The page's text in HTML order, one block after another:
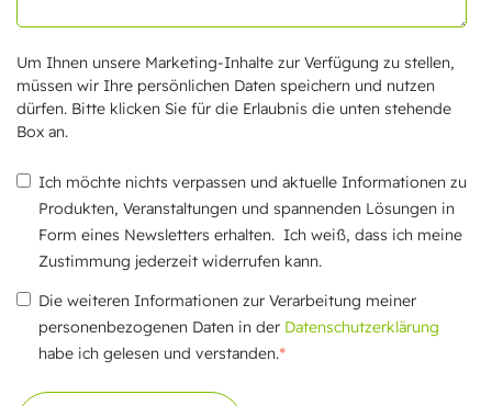
Um Ihnen unsere Marketing-Inhalte zur Verfügung zu stellen,
müssen wir Ihre persönlichen Daten speichern und nutzen
dürfen. Bitte klicken Sie für die Erlaubnis die unten stehende
Box an.
Ich möchte nichts verpassen und aktuelle Informationen zu
Produkten, Veranstaltungen und spannenden Lösungen in
Form eines Newsletters erhalten. Ich weiß, dass ich meine
Zustimmung jederzeit widerrufen kann.
Die weiteren Informationen zur Verarbeitung meiner
personenbezogenen Daten in der Datenschutzerklärung
habe ich gelesen und verstanden.*